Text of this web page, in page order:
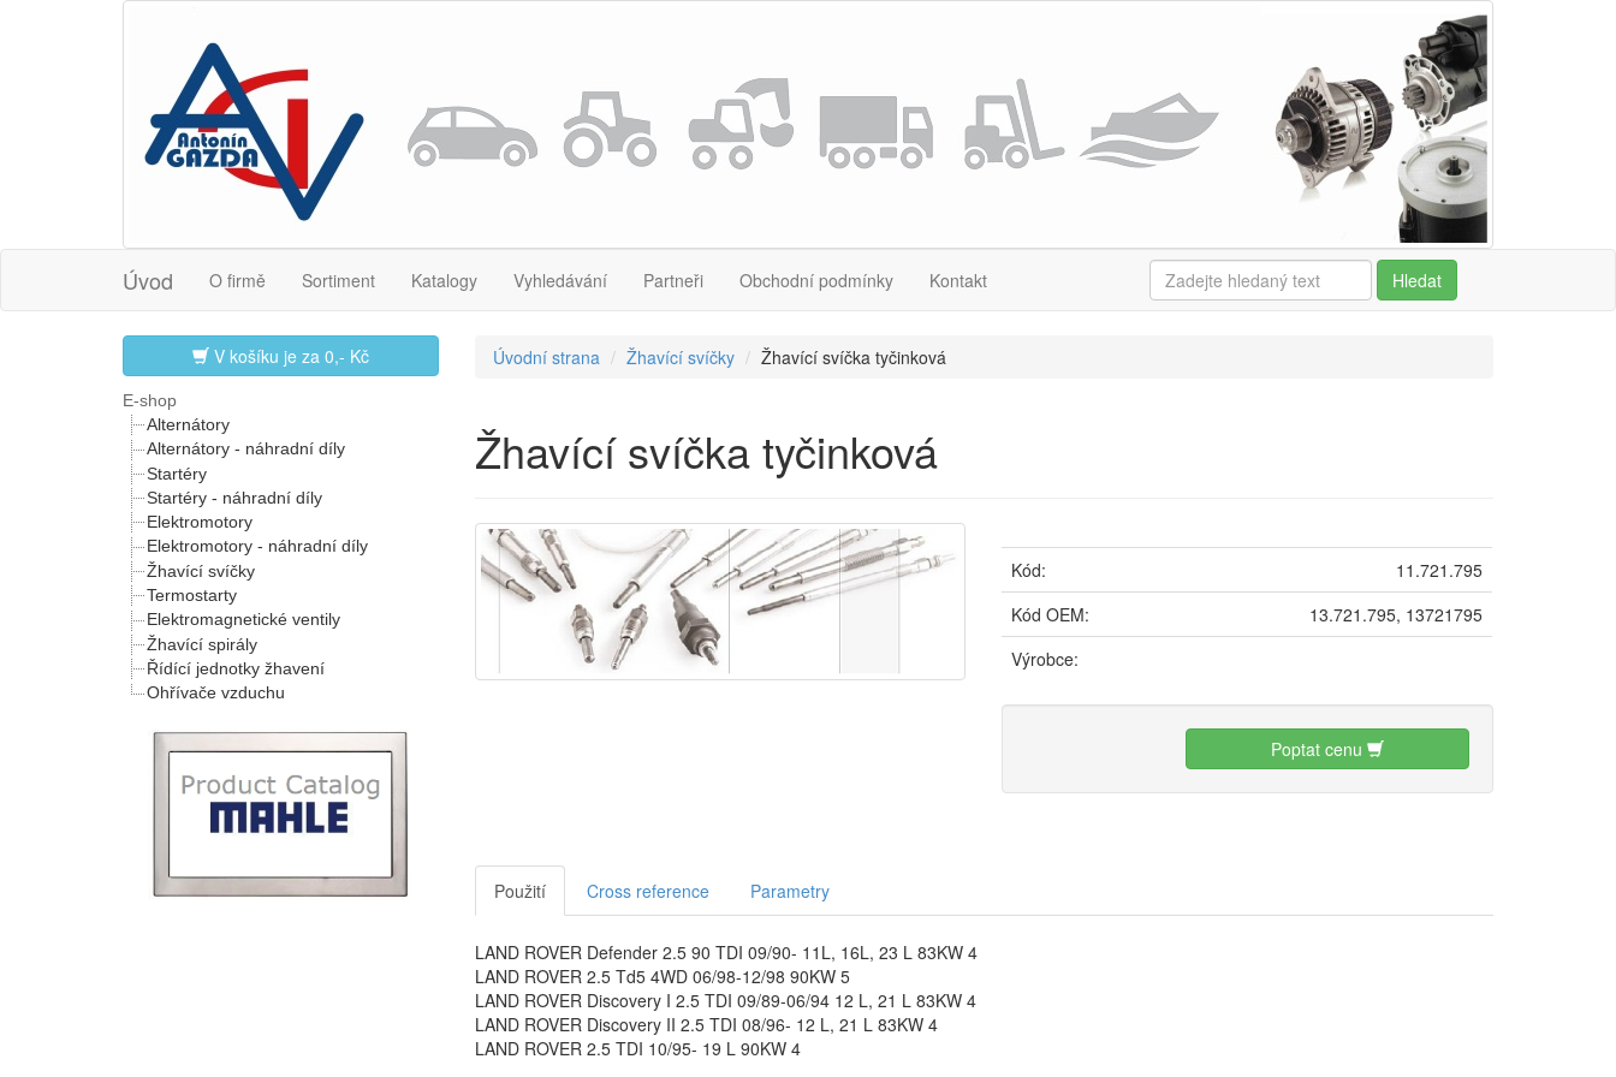
Úvod O firmě Sortiment Katalogy Vyhledávání Partneři Obchodní podmínky Kontakt Hledat
V košíku je za 0,- Kč
E-shop
Alternátory
Alternátory - náhradní díly
Startéry
Startéry - náhradní díly
Elektromotory
Elektromotory - náhradní díly
Žhavící svíčky
Termostarty
Elektromagnetické ventily
Žhavící spirály
Řídící jednotky žhavení
Ohřívače vzduchu
Úvodní strana Žhavící svíčky Žhavící svíčka tyčinková
Žhavící svíčka tyčinková
Kód:
11.721.795
Kód OEM:
13.721.795, 13721795
Výrobce:
Poptat cenu
Použití Cross reference Parametry
LAND ROVER Defender 2.5 90 TDI 09/90- 11L, 16L, 23 L 83KW 4
LAND ROVER 2.5 Td5 4WD 06/98-12/98 90KW 5
LAND ROVER Discovery I 2.5 TDI 09/89-06/94 12 L, 21 L 83KW 4
LAND ROVER Discovery II 2.5 TDI 08/96- 12 L, 21 L 83KW 4
LAND ROVER 2.5 TDI 10/95- 19 L 90KW 4